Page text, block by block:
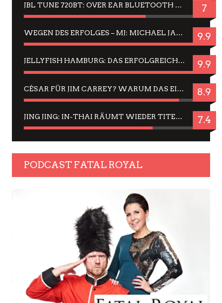
JBL TUNE 720BT: OVER EAR BLUETOOTH KOPFHÖRER UM DIE 50,-€ IM DAUER-TEST 7
WEGEN DES ERFOLGES – MJ: MICHAEL JACKSON MUSICAL IN EINER MATINEE SEHEN 9.9
JELLYFISH HAMBURG: DAS ERFOLGREICHE SOMMER-MENÜ 2025 IN GEFÜHLEN UND BILDERN 9.9
CÉSAR FÜR JIM CARREY? WARUM DAS EINER DER NERVIGSTEN ACTORS IST UND BLEIBT 8.9
JING JING: IN-THAI RÄUMT WIEDER TITEL AB – EIN ZWEI-STUNDEN-ERLEBNISBERICHT 7.4
PODCAST FATAL ROYAL